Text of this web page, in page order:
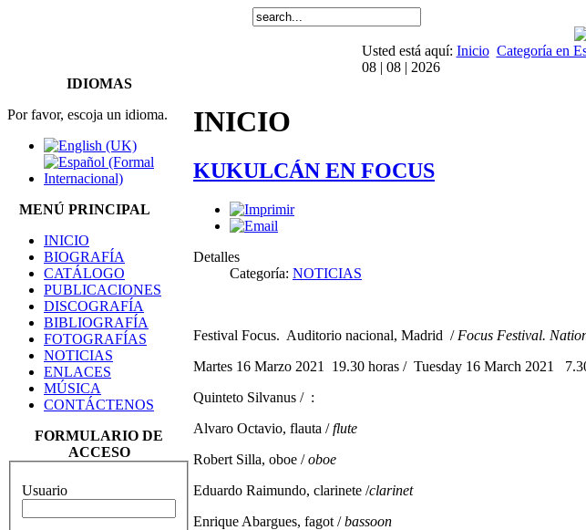
Usted está aquí: Inicio Categoría en
08 | 08 | 2026
IDIOMAS
Por favor, escoja un idioma.
MENÚ PRINCIPAL
INICIO
BIOGRAFÍA
CATÁLOGO
PUBLICACIONES
DISCOGRAFÍA
BIBLIOGRAFÍA
FOTOGRAFÍAS
NOTICIAS
ENLACES
MÚSICA
CONTÁCTENOS
FORMULARIO DE
ACCESO
Usuario
INICIO
KUKULCÁN EN FOCUS
Detalles
Categoría: NOTICIAS
Festival Focus. Auditorio nacional, Madrid / Focus Festival.
Martes 16 Marzo 2021 19.30 horas / Tuesday 16 March 2021
Quinteto Silvanus / :
Alvaro Octavio, flauta /flute
Robert Silla, oboe /oboe
Eduardo Raimundo, clarinete /clarinet
Enrique Abargues, fagot /bassoon